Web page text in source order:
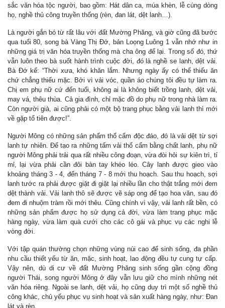
sắc văn hóa tộc người, bao gồm: Hát dân ca, múa khèn, lễ cúng dòng
họ, nghề thủ công truyền thống (rèn, đan lát, dệt lanh…).
Là người gắn bó từ rất lâu với đất Mường Phăng, và giờ cũng đã bước
qua tuổi 80, song bà Vàng Thị Ðớ, bản Loọng Luông 1 vẫn nhớ như in
những giá trị văn hóa truyền thống mà cha ông để lại. Trong số đó, thứ
vẫn luôn theo bà suốt hành trình cuộc đời, đó là nghề se lanh, dệt vải.
Bà Ðớ kể: “Thời xưa, khó khăn lắm. Nhưng ngày ấy có thể thiếu ăn
chứ chẳng thiếu mặc. Bởi vì vải vóc, quần áo chúng tôi đều tự làm ra.
Chị em phụ nữ cứ đến tuổi, không ai là không biết trồng lanh, dệt vải,
may vá, thêu thùa. Cả gia đình, chỉ mặc đồ do phụ nữ trong nhà làm ra.
Còn người già, ai cũng phải có một bộ trang phục bằng vải lanh thì mới
về gặp tổ tiên được!”.
Người Mông có những sản phẩm thổ cẩm độc đáo, đó là vải dệt từ sợi
lanh tự nhiên. Ðể tạo ra những tấm vải thổ cẩm bằng chất lanh, phụ nữ
người Mông phải trải qua rất nhiều công đoạn, vừa đòi hỏi sự kiên trì, tỉ
mỉ, lại vừa phải cần đôi bàn tay khéo léo. Cây lanh được gieo vào
khoảng tháng 3 - 4, đến tháng 7 - 8 mới thu hoạch. Sau thu hoạch, sợi
lanh tước ra phải được giặt đi giặt lại nhiều lần cho thật trắng mới đem
dệt thành vải. Vải lanh thô sẽ được vẽ sáp ong để tạo hoa văn, sau đó
đem đi nhuộm tràm rồi mới thêu. Cũng chính vì vậy, vải lanh rất bền, có
những sản phẩm được họ sử dụng cả đời, vừa làm trang phục mặc
hàng ngày, vừa làm quà cưới cho các cô gái và phục vụ các nghi lễ
vòng đời.
Với tập quán thường chọn những vùng núi cao để sinh sống, đa phần
nhu cầu thiết yếu từ ăn, mặc, sinh hoạt, lao động đều tự cung tự cấp.
Vậy nên, dù di cư về đất Mường Phăng sinh sống gần cộng đồng
người Thái, song người Mông ở đây vẫn lưu giữ cho mình những nét
văn hóa riêng. Ngoài se lanh, dệt vải, họ cũng duy trì một số nghề thủ
công khác, chủ yếu phục vụ sinh hoạt và sản xuất hàng ngày, như: Ðan
lát và rèn.